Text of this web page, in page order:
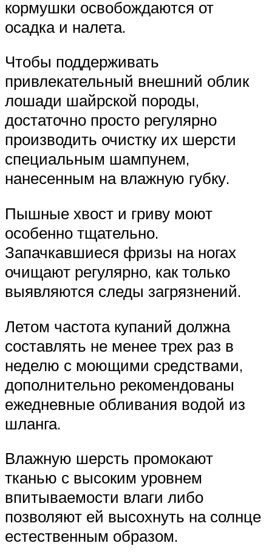
кормушки освобождаются от
осадка и налета.
Чтобы поддерживать
привлекательный внешний облик
лошади шайрской породы,
достаточно просто регулярно
производить очистку их шерсти
специальным шампунем,
нанесенным на влажную губку.
Пышные хвост и гриву моют
особенно тщательно.
Запачкавшиеся фризы на ногах
очищают регулярно, как только
выявляются следы загрязнений.
Летом частота купаний должна
составлять не менее трех раз в
неделю с моющими средствами,
дополнительно рекомендованы
ежедневные обливания водой из
шланга.
Влажную шерсть промокают
тканью с высоким уровнем
впитываемости влаги либо
позволяют ей высохнуть на солнце
естественным образом.